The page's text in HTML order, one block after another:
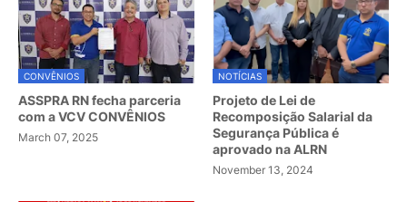
CONVÊNIOS
ASSPRA RN fecha parceria
com a VCV CONVÊNIOS
March 07, 2025
NOTÍCIAS
Projeto de Lei de
Recomposição Salarial da
Segurança Pública é
aprovado na ALRN
November 13, 2024